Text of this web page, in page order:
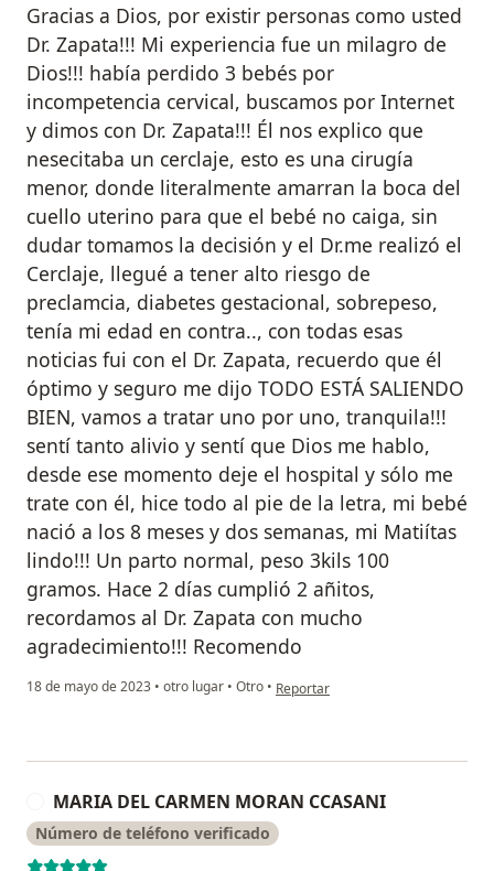
Gracias a Dios, por existir personas como usted
Dr. Zapata!!! Mi experiencia fue un milagro de
Dios!!! había perdido 3 bebés por
incompetencia cervical, buscamos por Internet
y dimos con Dr. Zapata!!! Él nos explico que
nesecitaba un cerclaje, esto es una cirugía
menor, donde literalmente amarran la boca del
cuello uterino para que el bebé no caiga, sin
dudar tomamos la decisión y el Dr.me realizó el
Cerclaje, llegué a tener alto riesgo de
preclamcia, diabetes gestacional, sobrepeso,
tenía mi edad en contra.., con todas esas
noticias fui con el Dr. Zapata, recuerdo que él
óptimo y seguro me dijo TODO ESTÁ SALIENDO
BIEN, vamos a tratar uno por uno, tranquila!!!
sentí tanto alivio y sentí que Dios me hablo,
desde ese momento deje el hospital y sólo me
trate con él, hice todo al pie de la letra, mi bebé
nació a los 8 meses y dos semanas, mi Matiítas
lindo!!! Un parto normal, peso 3kils 100
gramos. Hace 2 días cumplió 2 añitos,
recordamos al Dr. Zapata con mucho
agradecimiento!!! Recomendo
18 de mayo de 2023 • otro lugar • Otro • en opinión del usuario Roxana
Reportar
MARIA DEL CARMEN MORAN CCASANI
Número de teléfono verificado